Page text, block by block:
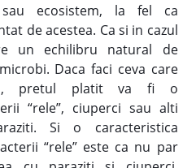
ecosistem, la fel ca
de acestea. Ca si in cazul
un echilibru natural de
Daca faci ceva care
pretul platit va fi o
“rele”, ciuperci sau alti
Si o caracteristica
“rele” este ca nu par